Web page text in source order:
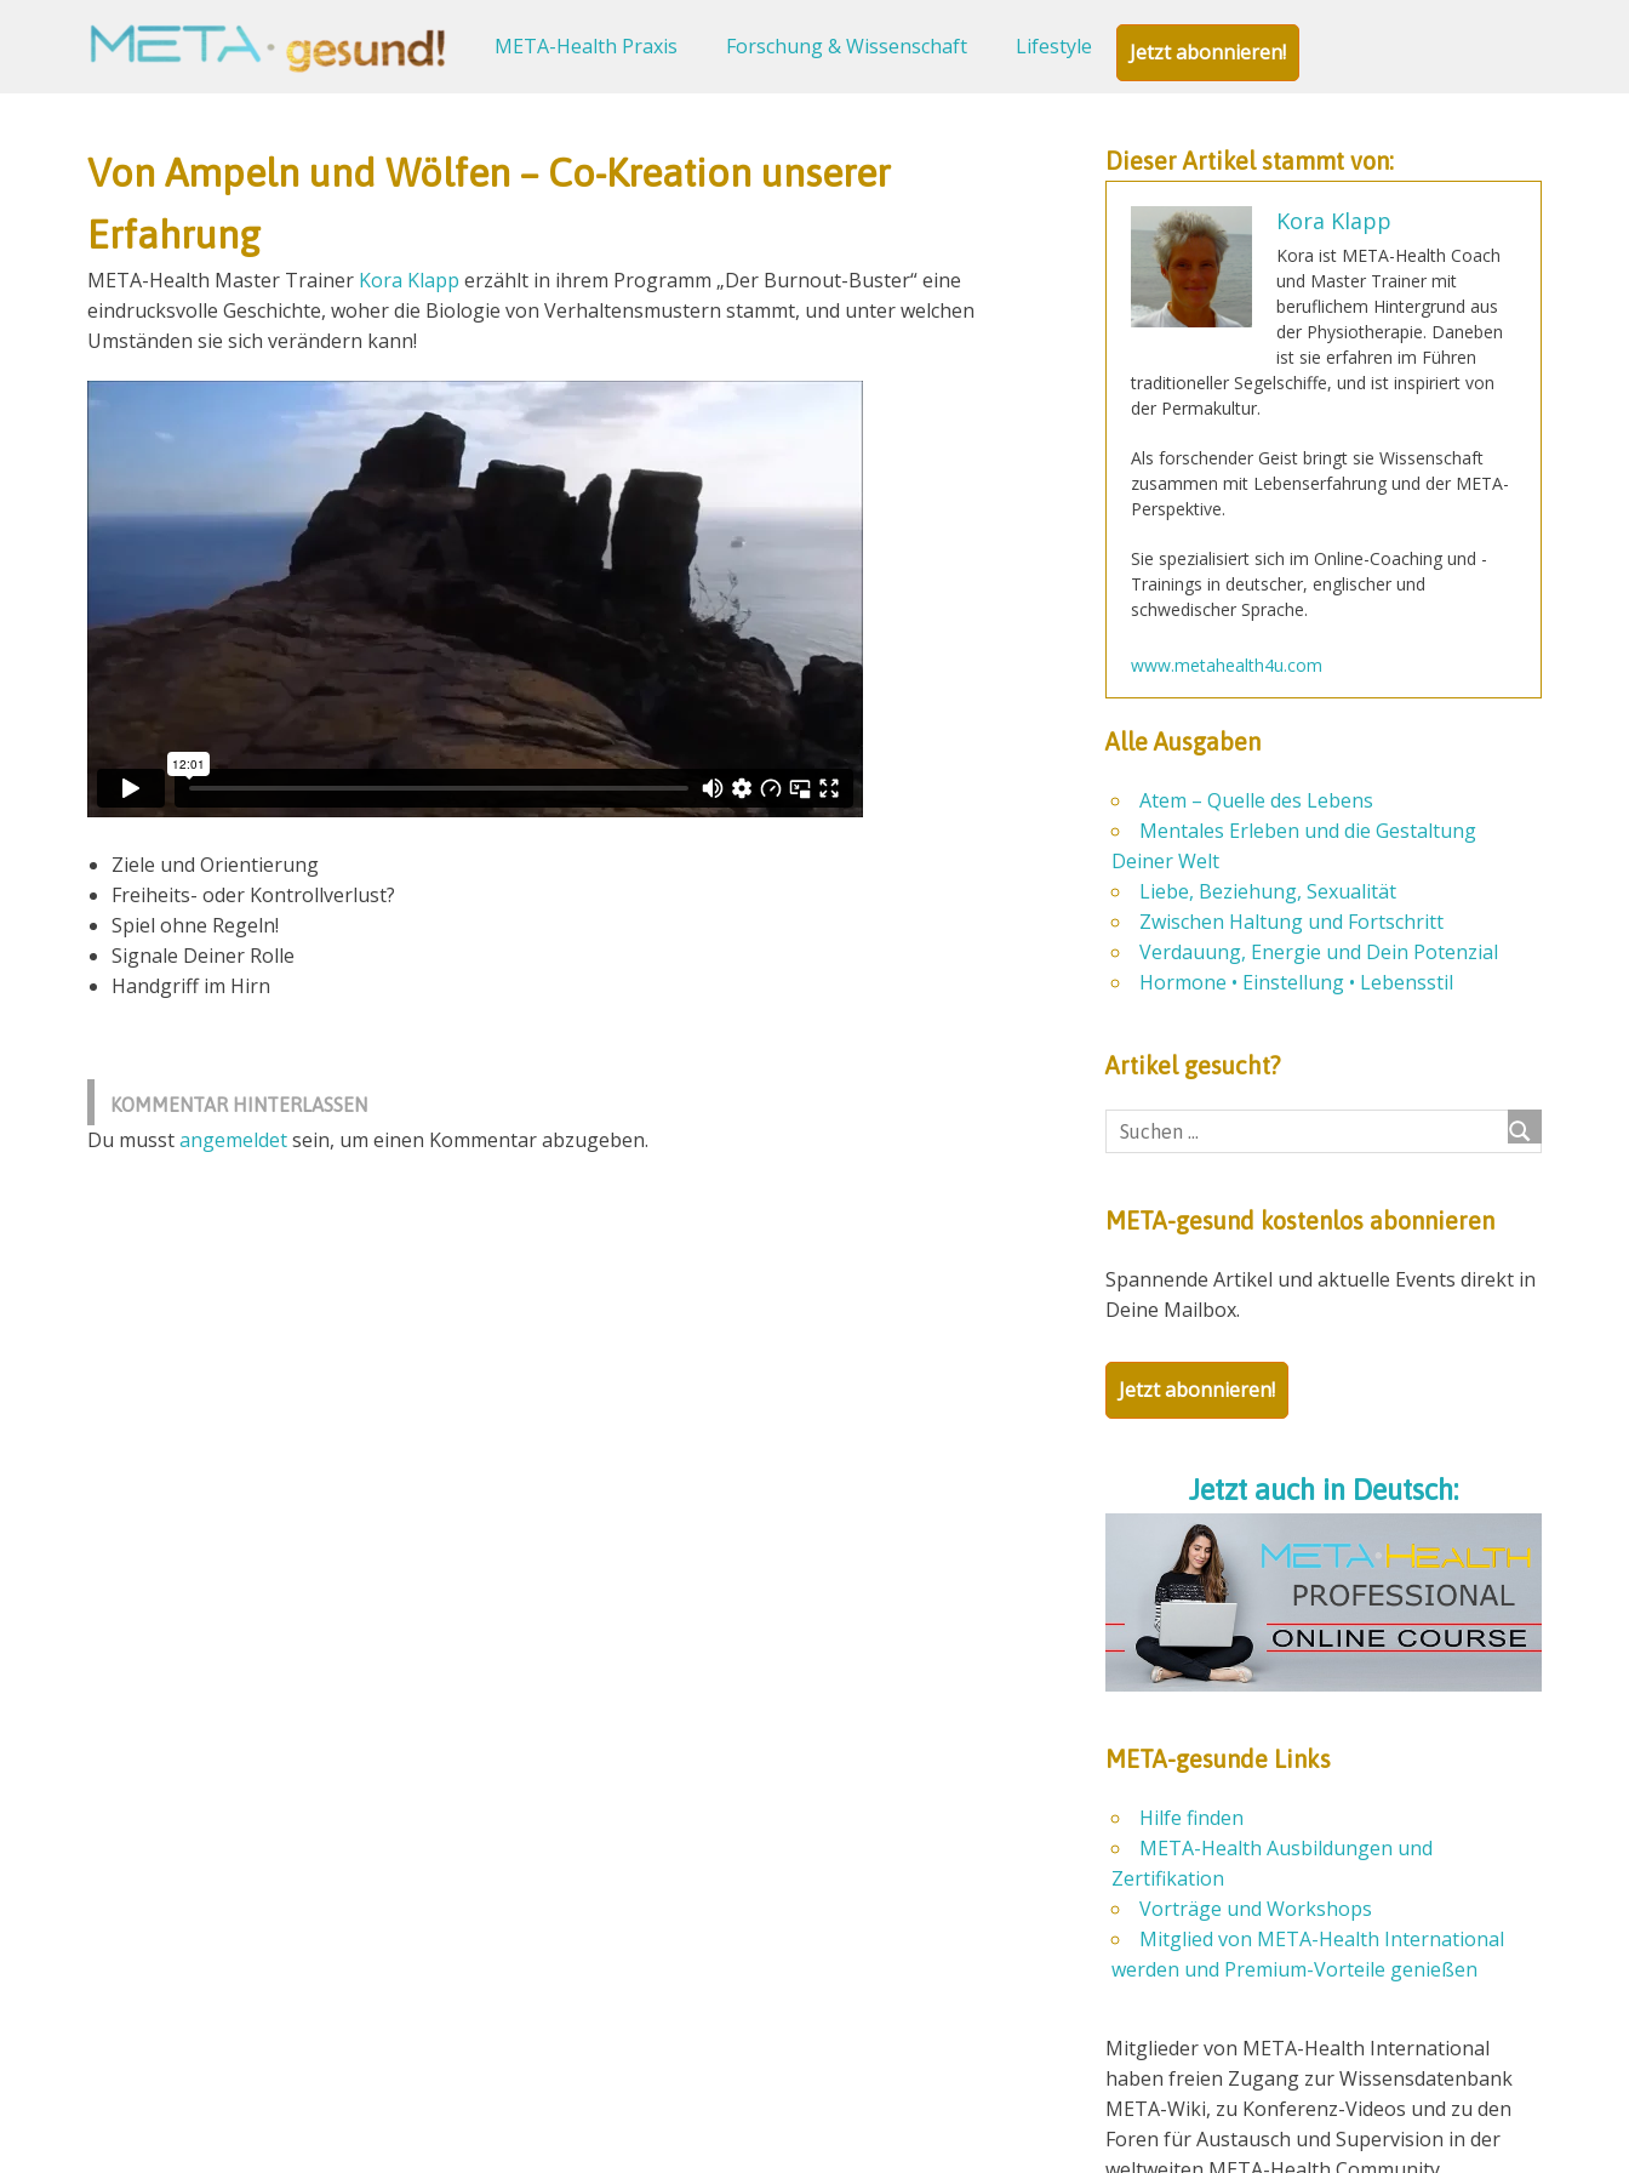
META-
META-Health Praxis Forschung & Wissenschaft Lifestyle Jetzt abonnieren!
Von Ampeln und Wölfen – Co-Kreation unserer
Erfahrung
META-Health Master Trainer Kora Klapp erzählt in ihrem Programm „Der Burnout-Buster“ eine
eindrucksvolle Geschichte, woher die Biologie von Verhaltensmustern stammt, und unter welchen
Umständen sie sich verändern kann!
Ziele und Orientierung
Freiheits- oder Kontrollverlust?
Spiel ohne Regeln!
Signale Deiner Rolle
Handgriff im Hirn
Kreation
Fred
KOMMENTAR HINTERLASSEN
Du musstangemeldetsein, um einen Kommentar abzugeben.
Dieser Artikel stammt von:
Kora Klapp
Kora ist META-Health Coach
und Master Trainer mit
beruflichem Hintergrund aus
der Physiotherapie. Daneben
ist sie erfahren im Führen
traditioneller Segelschiffe, und ist inspiriert von
der Permakultur.
Als forschender Geist bringt sie Wissenschaft
zusammen mit Lebenserfahrung und der META-
Perspektive.
Sie spezialisiert sich im Online-Coaching und -
Trainings in deutscher, englischer und
schwedischer Sprache.
www.metahealth4u.com
Alle Ausgaben
Atem – Quelle des Lebens
Mentales Erleben und die Gestaltung
Deiner Welt
Liebe, Beziehung, Sexualität
Zwischen Haltung und Fortschritt
Verdauung, Energie und Dein Potenzial
Hormone • Einstellung • Lebensstil
Artikel gesucht?
META-gesund kostenlos abonnieren
Spannende Artikel und aktuelle Events direkt in
Deine Mailbox.
Jetzt abonnieren!
Jetzt auch in Deutsch:
META-gesunde Links
Hilfe finden
META-Health Ausbildungen und
Zertifikation
Vorträge und Workshops
Mitglied von META-Health International
werden und Premium-Vorteile genießen
Mitglieder von META-Health International
haben freien Zugang zur Wissensdatenbank
META-Wiki, zu Konferenz-Videos und zu den
Foren für Austausch und Supervision in der